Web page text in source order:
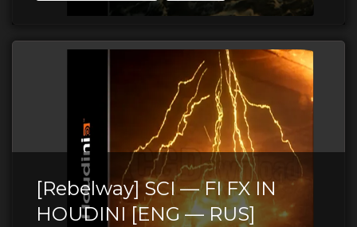
[Rebelway] SCI — FI FX IN
HOUDINI [ENG — RUS]